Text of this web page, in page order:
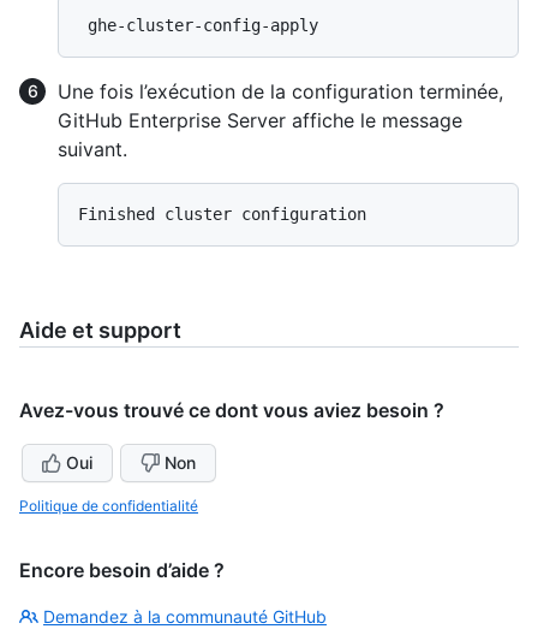
Une fois l’exécution de la configuration terminée,
GitHub Enterprise Server affiche le message
suivant.
Aide et support
Avez-vous trouvé ce dont vous aviez besoin ?
Oui Non
Politique de confidentialité
Encore besoin d’aide ?
Demandez à la communauté GitHub